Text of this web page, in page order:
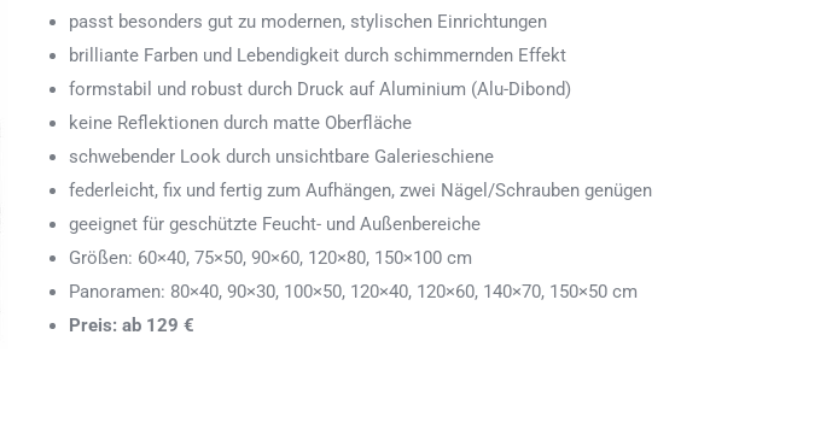
passt besonders gut zu modernen, stylischen Einrichtungen
brilliante Farben und Lebendigkeit durch schimmernden Effekt
formstabil und robust durch Druck auf Aluminium (Alu-Dibond)
keine Reflektionen durch matte Oberfläche
schwebender Look durch unsichtbare Galerieschiene
federleicht, fix und fertig zum Aufhängen, zwei Nägel/Schrauben genügen
geeignet für geschützte Feucht- und Außenbereiche
Größen: 60×40, 75×50, 90×60, 120×80, 150×100 cm
Panoramen: 80×40, 90×30, 100×50, 120×40, 120×60, 140×70, 150×50 cm
Preis: ab 129 €